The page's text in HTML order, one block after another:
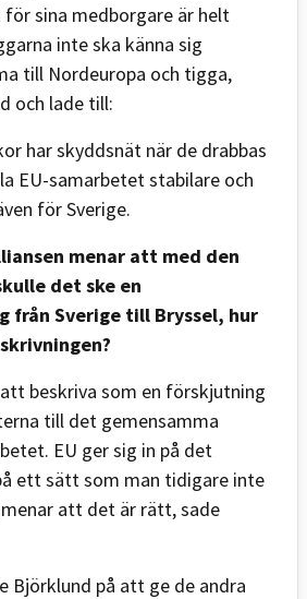
sina medborgare är helt
inte ska känna sig
till Nordeuropa och tigga,
och lade till:
har skyddsnät när de drabbas
EU-samarbetet stabilare och
för Sverige.
menar att med den
det ske en
från Sverige till Bryssel, hur
beskriva som en förskjutning
till det gemensamma
EU ger sig in på det
ett sätt som man tidigare inte
att det är rätt, sade
Björklund på att ge de andra